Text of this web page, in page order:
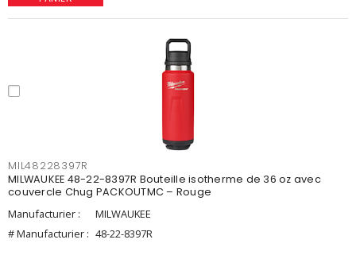
MIL48228397R
MILWAUKEE 48-22-8397R Bouteille isotherme de 36 oz avec
couvercle Chug PACKOUTMC – Rouge
Manufacturier :
MILWAUKEE
# Manufacturier : 48-22-8397R